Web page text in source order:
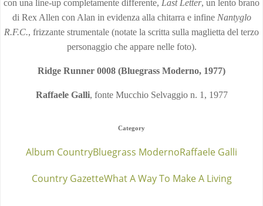
con una line-up completamente differente, Last Letter, un lento brano
di Rex Allen con Alan in evidenza alla chitarra e infine Nantyglo
R.F.C., frizzante strumentale (notate la scritta sulla maglietta del terzo
personaggio che appare nelle foto).
Ridge Runner 0008 (Bluegrass Moderno, 1977)
Raffaele Galli, fonte Mucchio Selvaggio n. 1, 1977
Category
Album CountryBluegrass ModernoRaffaele Galli
Country GazetteWhat A Way To Make A Living